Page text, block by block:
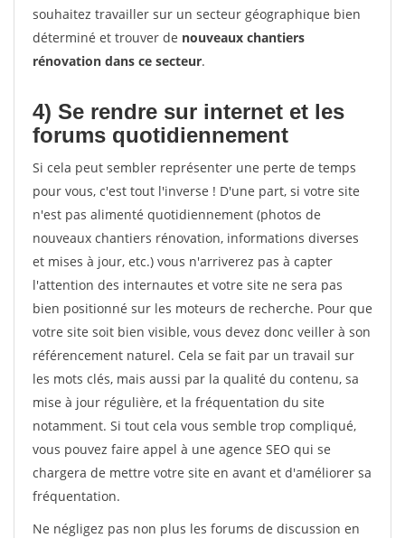
souhaitez travailler sur un secteur géographique bien
déterminé et trouver de nouveaux chantiers
rénovation dans ce secteur.
4) Se rendre sur internet et les
forums quotidiennement
Si cela peut sembler représenter une perte de temps
pour vous, c'est tout l'inverse ! D'une part, si votre site
n'est pas alimenté quotidiennement (photos de
nouveaux chantiers rénovation, informations diverses
et mises à jour, etc.) vous n'arriverez pas à capter
l'attention des internautes et votre site ne sera pas
bien positionné sur les moteurs de recherche. Pour que
votre site soit bien visible, vous devez donc veiller à son
référencement naturel. Cela se fait par un travail sur
les mots clés, mais aussi par la qualité du contenu, sa
mise à jour régulière, et la fréquentation du site
notamment. Si tout cela vous semble trop compliqué,
vous pouvez faire appel à une agence SEO qui se
chargera de mettre votre site en avant et d'améliorer sa
fréquentation.
Ne négligez pas non plus les forums de discussion en